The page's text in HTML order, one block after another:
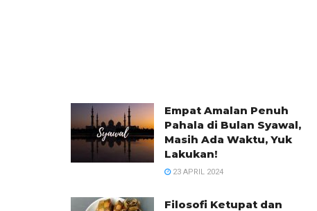
Empat Amalan Penuh
Pahala di Bulan Syawal,
Masih Ada Waktu, Yuk
Lakukan!
23 APRIL 2024
Filosofi Ketupat dan